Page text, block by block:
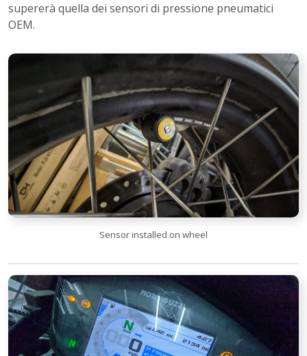
supererà quella dei sensori di pressione pneumatici
OEM.
Sensor installed on wheel